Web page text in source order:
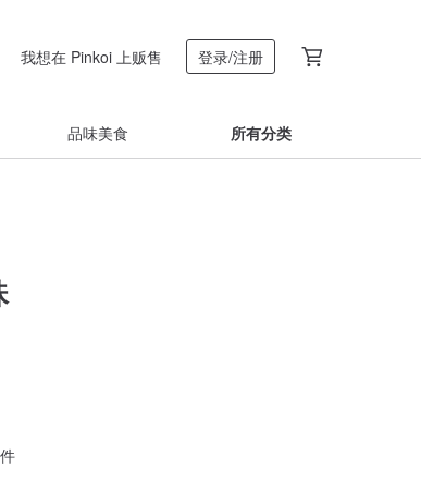
我想在 Pinkoi 上贩售 登录/注册
品味美食 所有分类
件